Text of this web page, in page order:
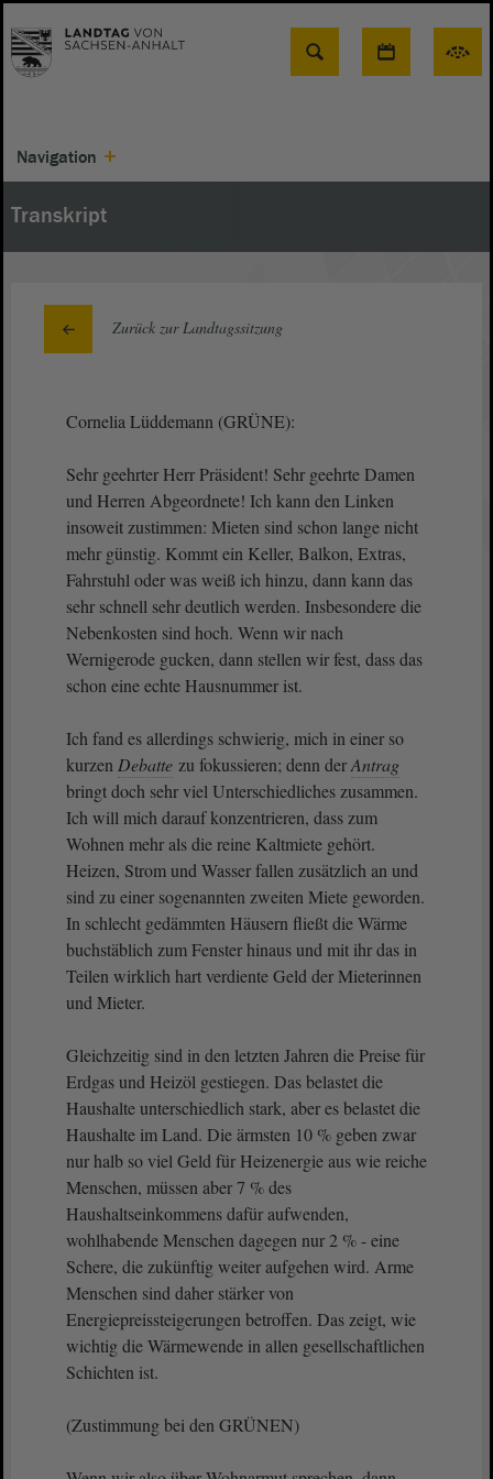
Suche
Navigation
Transkript
Zurück zur Landtagssitzung
Cornelia Lüddemann (GRÜNE):
Sehr geehrter Herr Präsident! Sehr geehrte Damen
und Herren Abgeordnete! Ich kann den Linken
insoweit zustimmen: Mieten sind schon lange nicht
mehr günstig. Kommt ein Keller, Balkon, Extras,
Fahrstuhl oder was weiß ich hinzu, dann kann das
sehr schnell sehr deutlich werden. Insbesondere die
Nebenkosten sind hoch. Wenn wir nach
Wernigerode gucken, dann stellen wir fest, dass das
schon eine echte Hausnummer ist.
Ich fand es allerdings schwierig, mich in einer so
kurzen Debatte zu fokussieren; denn derAntrag
bringt doch sehr viel Unterschiedliches zusammen.
Ich will mich darauf konzentrieren, dass zum
Wohnen mehr als die reine Kaltmiete gehört.
Heizen, Strom und Wasser fallen zusätzlich an und
sind zu einer sogenannten zweiten Miete geworden.
In schlecht gedämmten Häusern fließt die Wärme
buchstäblich zum Fenster hinaus und mit ihr das in
Teilen wirklich hart verdiente Geld der Mieterinnen
und Mieter.
Gleichzeitig sind in den letzten Jahren die Preise für
Erdgas und Heizöl gestiegen. Das belastet die
Haushalte unterschiedlich stark, aber es belastet die
Haushalte im Land. Die ärmsten 10 % geben zwar
nur halb so viel Geld für Heizenergie aus wie reiche
Menschen, müssen aber 7 % des
Haushaltseinkommens dafür aufwenden,
wohlhabende Menschen dagegen nur 2 % - eine
Schere, die zukünftig weiter aufgehen wird. Arme
Menschen sind daher stärker von
Energiepreissteigerungen betroffen. Das zeigt, wie
wichtig die Wärmewende in allen gesellschaftlichen
Schichten ist.
(Zustimmung bei den GRÜNEN)